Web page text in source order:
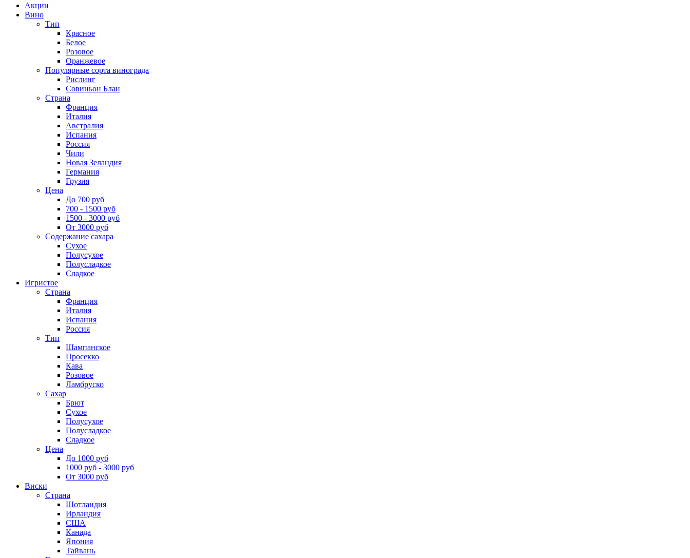
Акции
Вино
Тип
Красное
Белое
Розовое
Оранжевое
Популярные сорта винограда
Рислинг
Совиньон Блан
Страна
Франция
Италия
Австралия
Испания
Россия
Чили
Новая Зеландия
Германия
Грузия
Цена
До 700 руб
700 - 1500 руб
1500 - 3000 руб
От 3000 руб
Содержание сахара
Сухое
Полусухое
Полусладкое
Сладкое
Игристое
Страна
Франция
Италия
Испания
Россия
Тип
Шампанское
Просекко
Кава
Розовое
Ламбруско
Сахар
Брют
Сухое
Полусухое
Полусладкое
Сладкое
Цена
До 1000 руб
1000 руб - 3000 руб
От 3000 руб
Виски
Страна
Шотландия
Ирландия
США
Канада
Япония
Тайвань